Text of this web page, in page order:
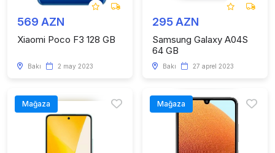
569 AZN
Xiaomi Poco F3 128 GB
Bakı 2 may 2023
295 AZN
Samsung Galaxy A04S
64 GB
Bakı 27 aprel 2023
Mağaza Mağaza